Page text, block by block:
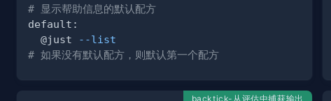
# 显示帮助信息的默认配方
  @just
--list
# 如果没有默认配方，则默认第一个配方
backtick-从评估中捕获输出